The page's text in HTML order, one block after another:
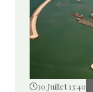
30 Juillet 13:40